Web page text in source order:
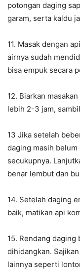
potongan daging
garam, serta kaldu
11. Masak dengan
airnya sudah
bisa empuk secara
12. Biarkan
lebih 2-3 jam,
13 Jika setelah
daging masih
secukupnya.
benar lembut dan
14. Setelah daging
baik, matikan api
15. Rendang
dihidangkan.
lainnya seperti